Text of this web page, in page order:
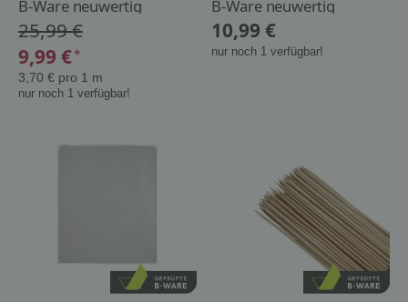
B-Ware neuwertig
25,99 €
9,99 €*
3,70 € pro 1 m
nur noch 1 verfügbar!
B-Ware neuwertig
10,99 €
nur noch 1 verfügbar!